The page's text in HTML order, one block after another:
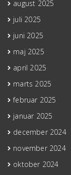
august 2025
juli 2025
juni 2025
maj 2025
april 2025
marts 2025
februar 2025
januar 2025
december 2024
november 2024
oktober 2024